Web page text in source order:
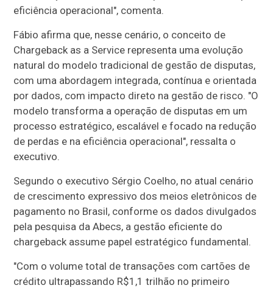
eficiência operacional", comenta.
Fábio afirma que, nesse cenário, o conceito de
Chargeback as a Service representa uma evolução
natural do modelo tradicional de gestão de disputas,
com uma abordagem integrada, contínua e orientada
por dados, com impacto direto na gestão de risco. "O
modelo transforma a operação de disputas em um
processo estratégico, escalável e focado na redução
de perdas e na eficiência operacional", ressalta o
executivo.
Segundo o executivo Sérgio Coelho, no atual cenário
de crescimento expressivo dos meios eletrônicos de
pagamento no Brasil, conforme os dados divulgados
pela pesquisa da Abecs, a gestão eficiente do
chargeback assume papel estratégico fundamental.
"Com o volume total de transações com cartões de
crédito ultrapassando R$1,1 trilhão no primeiro